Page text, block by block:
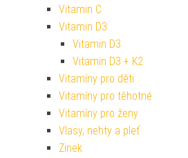
Vitamin C
Vitamin D3
Vitamin D3
Vitamin D3 + K2
Vitamíny pro děti
Vitamíny pro těhotné
Vitamíny pro ženy
Vlasy, nehty a pleť
Zinek